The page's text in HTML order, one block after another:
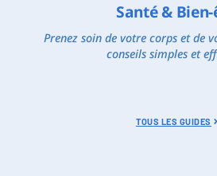
Santé &
Prenez soin de votre corps et de
conseils simples et
TOUS LES GUIDES